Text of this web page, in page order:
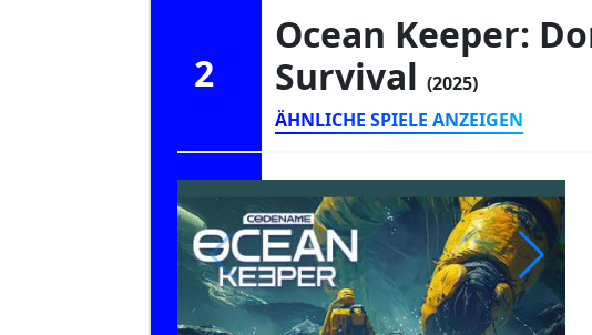
2
Ocean Keeper:
Survival (2025)
ÄHNLICHE SPIELE ANZEIGEN